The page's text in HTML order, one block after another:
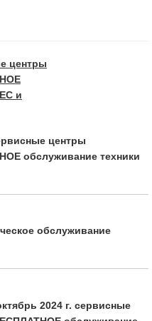
центры
обслуживание техники
обслуживание
2024 г. сервисные